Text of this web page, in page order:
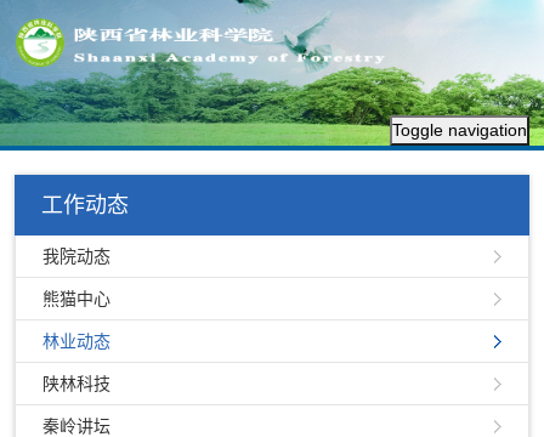
Toggle navigation
工作动态
我院动态
熊猫中心
林业动态
陕林科技
秦岭讲坛